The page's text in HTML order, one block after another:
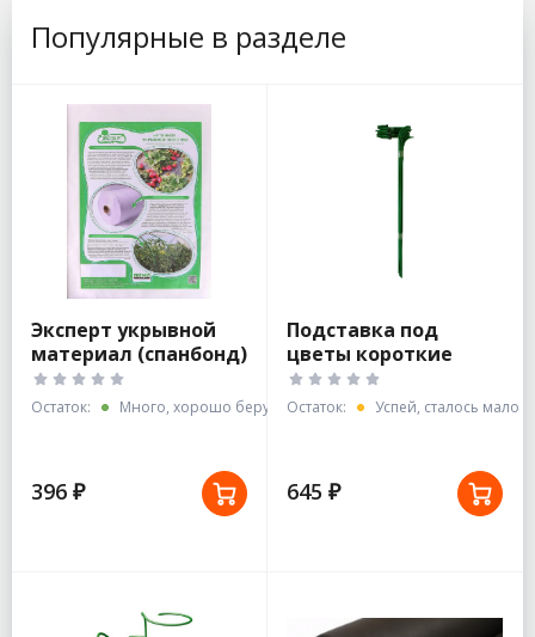
Популярные в разделе
Эксперт укрывной
материал (спанбонд)
СУФ 17 3,2*10 м.
Остаток: Много, хорошо берут
396 ₽
Подставка под
цветы короткие
"Эксперт" в ПВД
комплект 5шт/40 см
Остаток: Успей, сталось мало
645 ₽